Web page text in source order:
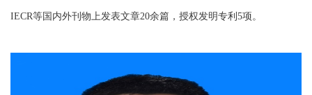
IECR等国内外刊物上发表文章20余篇，授权发明专利 5项。